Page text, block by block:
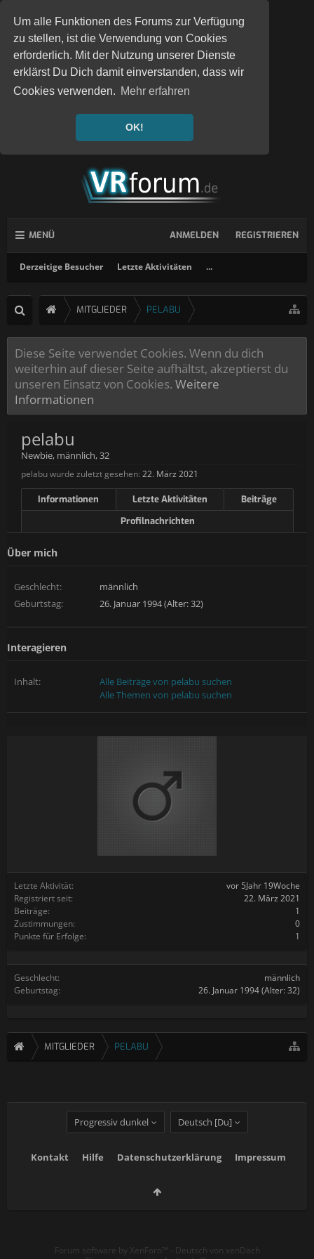
Um alle Funktionen des Forums zur Verfügung
zu stellen, ist die Verwendung von Cookies
erforderlich. Mit der Nutzung unserer Dienste
erklärst Du Dich damit einverstanden, dass wir
Cookies verwenden. Mehr erfahren
OK!
MENÜ
Derzeitige Besucher Letzte Aktivitäten ...
ANMELDEN REGISTRIEREN
MITGLIEDER PELABU
Diese Seite verwendet Cookies. Wenn du dich
weiterhin auf dieser Seite aufhältst, akzeptierst du
unseren Einsatz von Cookies. Weitere
Informationen
Letzte Aktivität:
vor 5Jahr 19Woche
Registriert seit:
22. März 2021
Beiträge:
1
Zustimmungen:
0
Punkte für Erfolge:
1
Geschlecht:
männlich
Geburtstag:
26. Januar 1994(Alter: 32)
pelabu
Newbie, männlich, 32
pelabu wurde zuletzt gesehen: 22. März 2021
Informationen Letzte Aktivitäten
Beiträge
Profilnachrichten
Über mich
Geschlecht:
männlich
Geburtstag:
26. Januar 1994 (Alter: 32)
Interagieren
Inhalt:
Alle Beiträge von pelabu suchen
Alle Themen von pelabu suchen
MITGLIEDER PELABU
Progressiv dunkel Deutsch [Du]
Kontakt Hilfe Datenschutzerklärung Impressum
Forum software by XenForo™ - Deutsch von xenDach